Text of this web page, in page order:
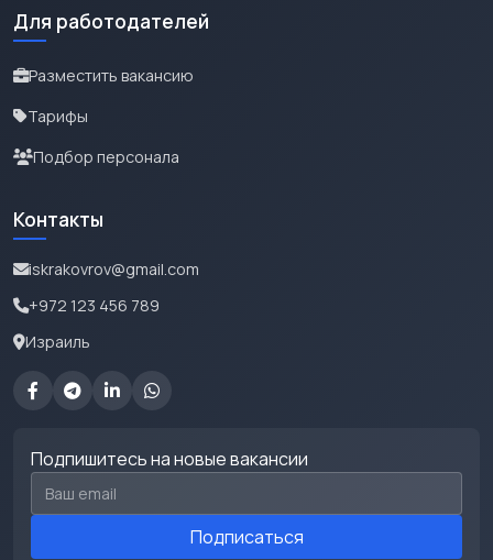
Для работодателей
Разместить вакансию
Тарифы
Подбор персонала
Контакты
iskrakovrov@gmail.com
+972 123 456 789
Израиль
Подпишитесь на новые вакансии
Email для подписки
Подписаться